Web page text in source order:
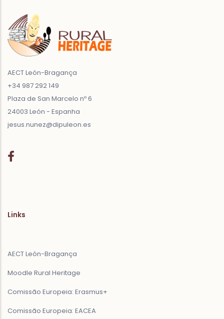
AECT León-Bragança
+34 987 292 149
Plaza de San Marcelo nº 6
24003 León - Espanha
jesus.nunez@dipuleon.es
Links
AECT León-Bragança
Moodle Rural Heritage
Comissão Europeia: Erasmus+
Comissão Europeia: EACEA